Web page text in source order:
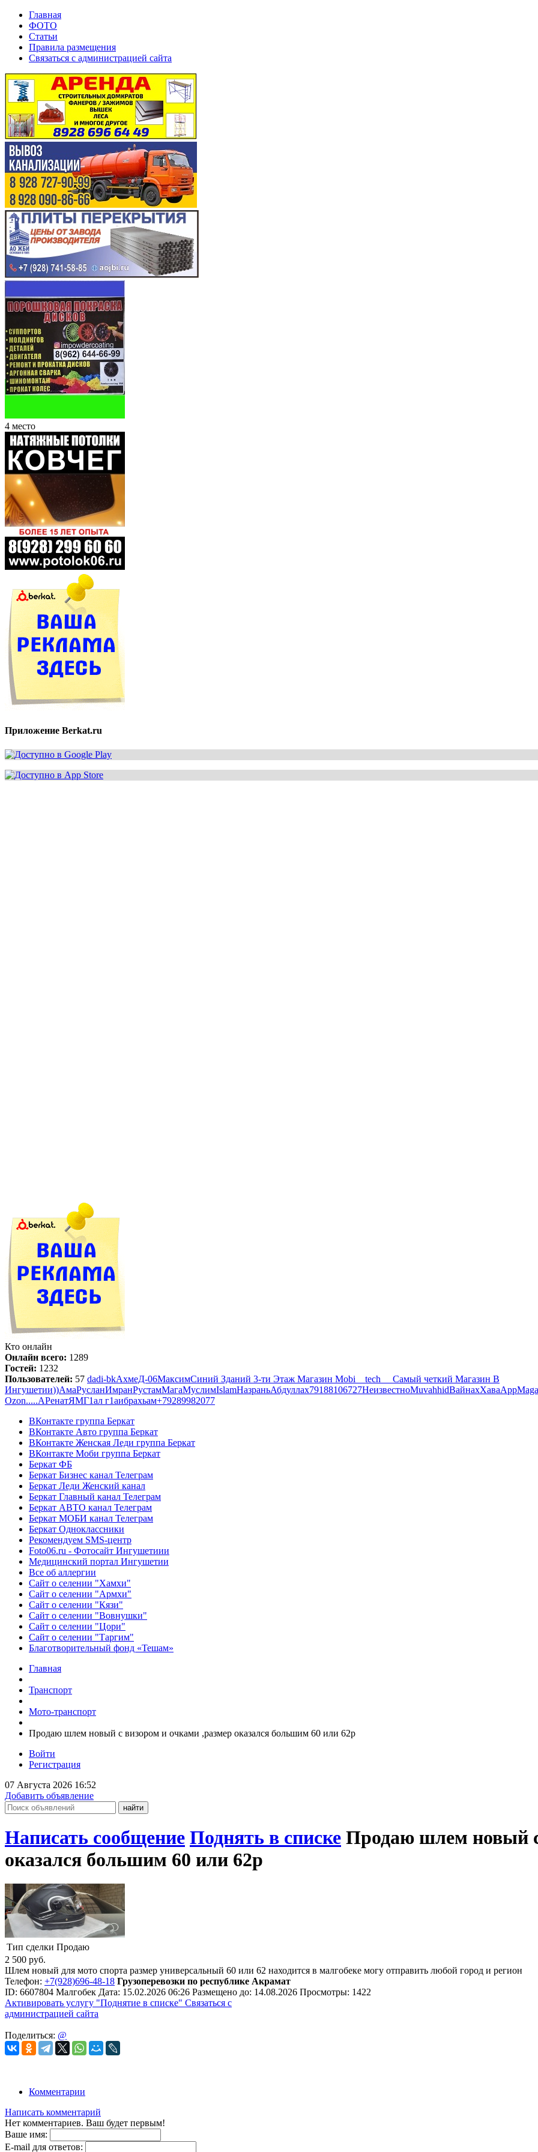
Главная
ФОТО
Статьи
Правила размещения
Связаться с администрацией сайта
4 место
Приложение Berkat.ru
Кто онлайн
Онлайн всего: 1289
Гостей: 1232
Пользователей: 57 dadi-bkАхмеД-06МаксимСиний Зданий 3-ти Этаж Магазин Mobi__tech__ Самый четкий Магазин В
Ингушетии))АмаРусланИмранРустамМагаМуслимIslamНазраньАбдуллах79188106727НеизвестноMuvahhidВайнахХаваAppMaga
Ozon.....АРенатЯMГ1ал г1аибрахьам+79289982077
ВКонтакте группа Беркат
ВКонтакте Авто группа Беркат
ВКонтакте Женская Леди группа Беркат
ВКонтакте Моби группа Беркат
Беркат ФБ
Беркат Бизнес канал Телеграм
Беркат Леди Женский канал
Беркат Главный канал Телеграм
Беркат АВТО канал Телеграм
Беркат МОБИ канал Телеграм
Беркат Одноклассники
Рекомендуем SMS-центр
Foto06.ru - Фотосайт Ингушетиии
Медицинский портал Ингушетии
Все об аллергии
Сайт о селении "Хамхи"
Сайт о селении "Армхи"
Сайт о селении "Кязи"
Сайт о селении "Вовнушки"
Сайт о селении "Цори"
Сайт о селении "Таргим"
Благотворительный фонд «Тешам»
Главная
Транспорт
Мото-транспорт
Продаю шлем новый с визором и очками ,размер оказался большим 60 или 62р
Войти
Регистрация
07 Августа 2026 16:52
Добавить объявление
Написать сообщение Поднять в списке Продаю шлем новый
оказался большим 60 или 62р
Тип сделки Продаю
2 500 руб.
Шлем новый для мото спорта размер универсальный 60 или 62 находится в малгобеке могу отправить любой город и регион
Телефон: +7(928)696-48-18 Грузоперевозки по республике Акрамат
ID: 6607804 Малгобек Дата: 15.02.2026 06:26 Размещено до: 14.08.2026 Просмотры: 1422
Активировать услугу "Поднятие в списке" Связаться с
администрацией сайта
Поделиться: @
Комментарии
Написать комментарий
Нет комментариев. Ваш будет первым!
Ваше имя:
E-mail для ответов: